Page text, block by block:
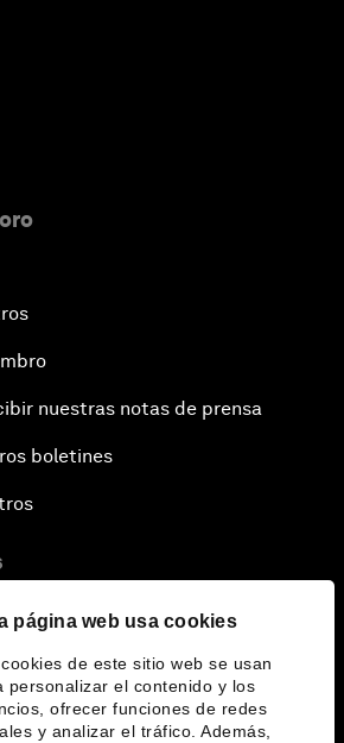
página web usa cookies
de este sitio web se usan
personalizar el contenido y los
ofrecer funciones de redes
y analizar el tráfico. Además,
nuestras notas de prensa
boletines
Foro
idiomas